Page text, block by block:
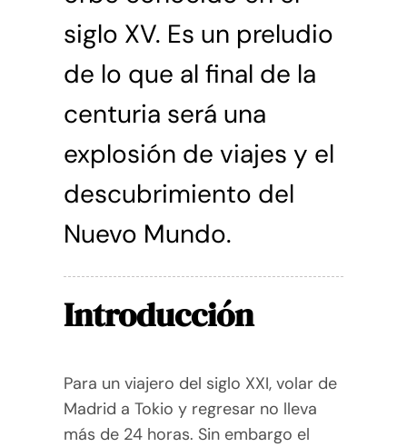
siglo XV. Es un preludio
de lo que al final de la
centuria será una
explosión de viajes y el
descubrimiento del
Nuevo Mundo.
Introducción
Para un viajero del siglo XXI, volar de
Madrid a Tokio y regresar no lleva
más de 24 horas. Sin embargo el